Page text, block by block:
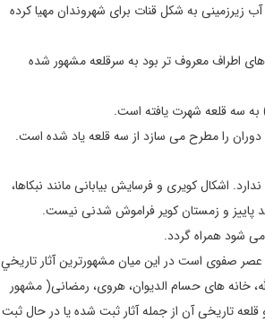
زيرزمينی به شكل قنات برای شهروندان مهيا كرده
اطراف معروف تر بود به سرقلعه مشهور شده
سه قلعه شهرت يافته است.
را مطرح می سازد از سه قلعه ياد شده است.
اشكال كويری و فرسايش بيابانی مانند نبكاها،
و زمستان كوير فراموش شدنی نيست.
شود همراه گردد.
عصر صفوی است در اين ميان مشهورترين آثار تاريخي
خانه های حسام الديوان، هروی، رمضانی( مشهور
قلعه، كامرود و قلعه تاريخی آن از جمله آثار ثبت شده يا در حال ثبت